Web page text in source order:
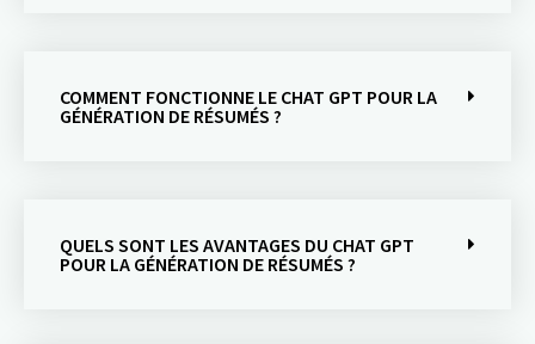
COMMENT FONCTIONNE LE CHAT GPT POUR LA
GÉNÉRATION DE RÉSUMÉS ?
QUELS SONT LES AVANTAGES DU CHAT GPT
POUR LA GÉNÉRATION DE RÉSUMÉS ?